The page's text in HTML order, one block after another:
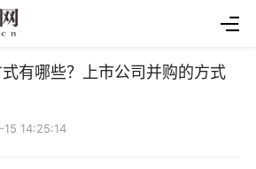
式有哪些？上市公司并购的方式
14:25:14